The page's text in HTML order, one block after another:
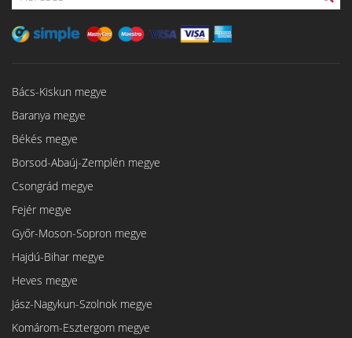
Bács-Kiskun megye
Baranya megye
Békés megye
Borsod-Abaúj-Zemplén megye
Csongrád megye
Fejér megye
Győr-Moson-Sopron megye
Hajdú-Bihar megye
Heves megye
Jász-Nagykun-Szolnok megye
Komárom-Esztergom megye